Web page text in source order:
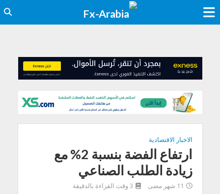
الاخبار الاقتصادية
ارتفاع الفضة بنسبة 2% مع
زيادة الطلب الصناعي
11 شهر مضى 3 وقت القراءة بالدقيقة